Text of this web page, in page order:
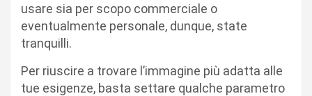
usare sia per scopo commerciale o
eventualmente personale, dunque, state
tranquilli.
Per riuscire a trovare l’immagine più adatta alle
tue esigenze, basta settare qualche parametro